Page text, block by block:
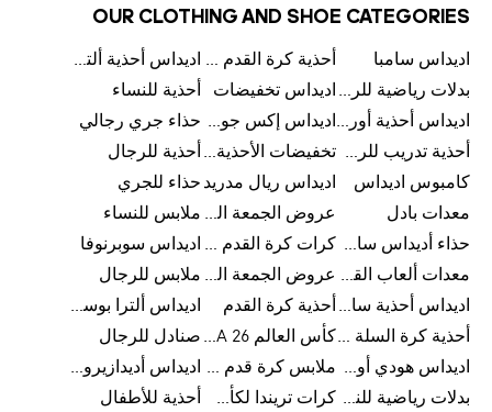
OUR CLOTHING AND SHOE CATEGORIES
اديداس سامبا أحذية كرة القدم للرجال
اديداس أحذية ألترا بوست للرجال
بدلات رياضية للرجال اديداس تخفيضات
أحذية للنساء
اديداس أحذية أورجينالز
اديداس إكس جود بيلينغهام حذاء جري رجالي
أحذية تدريب للرجال
تخفيضات الأحذية للرجال أحذية للرجال
كامبوس اديداس
اديداس ريال مدريد حذاء للجري
معدات بادل
عروض الجمعة البيضاء للرجال ملابس للنساء
حذاء أديداس سامبا للأطفال
كرات كرة القدم للرجال اديداس سوبرنوفا
معدات ألعاب القوى
عروض الجمعة البيضاء للسيدات ملابس للرجال
اديداس أحذية سامبا للنساء أحذية كرة القدم
اديداس ألترا بوست
أحذية كرة السلة للرجال
كأس العالم FIFA 26™ صنادل للرجال
اديداس هودي أورجينال للنساء
ملابس كرة قدم للاطفال
اديداس أديدازيرو معدات الجري
بدلات رياضية للنساء
كرات تريندا لكأس العالم FIFA 26™
أحذية للأطفال